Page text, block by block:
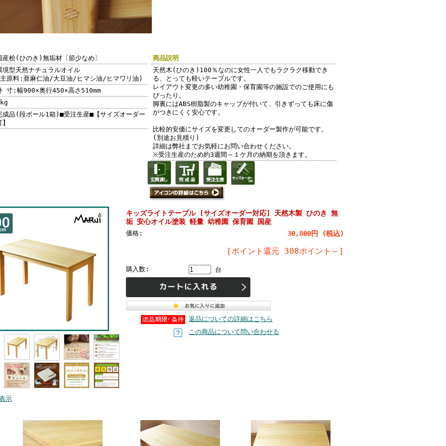
産桧(ひのき)無垢材〔節少なめ〕
境型天然ナチュラルオイル
原料:亜麻仁油/大豆油/ヒマシ油/ヒマワリ油)
寸:幅900×奥行450×高さ510mm
成品(段ボール1箱)■受注生産■【サイズオーダー
商品説明
天然木(ひのき)100％なのに女性一人でもラクラク移動でき
る、とっても軽いテーブルです。
レイアウト変更の多い幼稚園・保育園等の施設でのご使用にも
ぴったり。
脚裏にはABS樹脂製のキャップが付いて、引きずっても床に傷
がつきにくく安心です。
比較的安価にサイズを変更してのオーダー製作が可能です。
(別途お見積り)
詳細は弊社までお気軽にお問い合わせください。
※受注生産のため約3週間～１ケ月の納期を頂きます。
示
キッズライトテーブル [サイズオーダー対応] 天然木製 ひのき 無
垢 安心オイル塗装 軽量 幼稚園 保育園 国産
価格: 30,800円 (税込)
[ポイント還元 308ポイント～]
購入数: 台
返品についての詳細はこちら
この商品について問い合わせる